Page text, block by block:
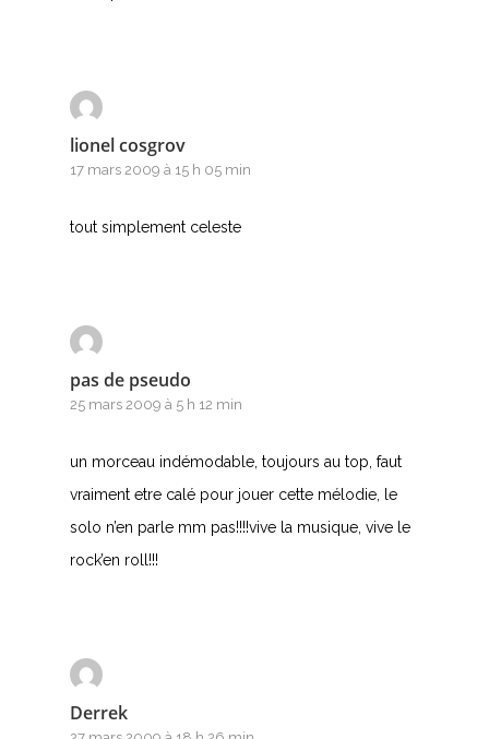
lionel cosgrov
17 mars 2009 à 15 h 05 min
tout simplement celeste
pas de pseudo
25 mars 2009 à 5 h 12 min
un morceau indémodable, toujours au top, faut
vraiment etre calé pour jouer cette mélodie, le
solo n’en parle mm pas!!!!vive la musique, vive le
rock’en roll!!!
Derrek